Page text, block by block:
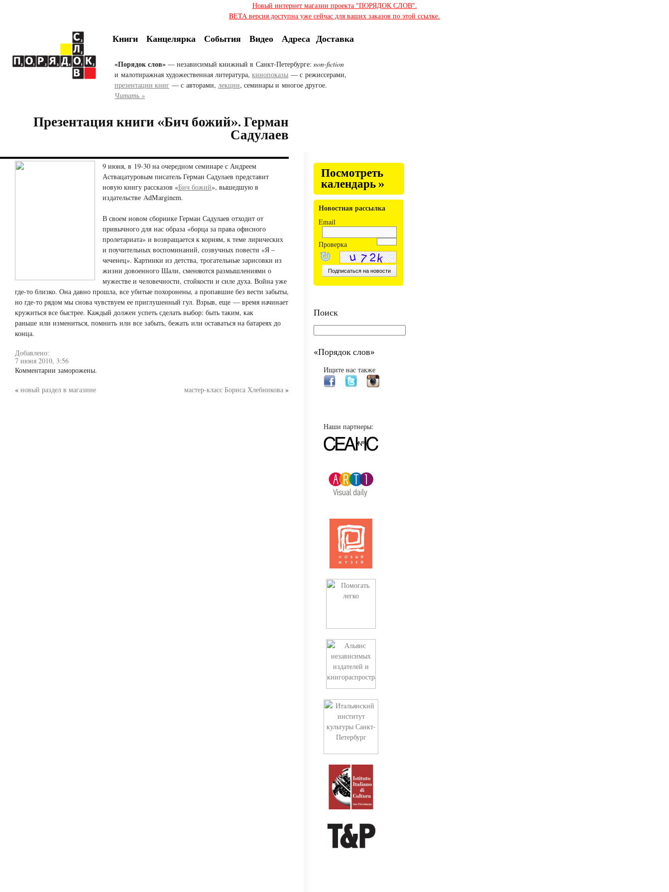
Новый интернет магазин проекта "ПОРЯДОК СЛОВ".
BETA версия доступна уже сейчас для ваших заказов по этой ссылке.
Книги Канцелярка События Видео Адреса Доставка
«Порядок слов» — независимый книжный в Санкт-Петербурге: non-fiction
и малотиражная художественная литература, кинопоказы — с режиссерами,
презентации книг — с авторами, лекции, семинары и многое другое.
Читать »
Презентация книги «Бич божий». Герман
Садулаев
9 июня, в 19-30 на очередном семинаре с Андреем
Аствацатуровым писатель Герман Садулаев представит
новую книгу рассказов «Бич божий», вышедшую в
издательстве AdMarginem.
В своем новом сборнике Герман Садулаев отходит от
привычного для нас образа «борца за права офисного
пролетариата» и возвращается к корням, к теме лирических
и поучительных воспоминаний, созвучных повести «Я –
чеченец». Картинки из детства, трогательные зарисовки из
жизни довоенного Шали, сменяются размышлениями о
мужестве и человечности, стойкости и силе духа. Война уже
где-то близко. Она давно прошла, все убитые похоронены, а пропавшие без вести забыты,
но где-то рядом мы снова чувствуем ее приглушенный гул. Взрыв, еще — время начинает
кружиться все быстрее. Каждый должен успеть сделать выбор: быть таким, как
раньше или измениться, помнить или все забыть, бежать или оставаться на батареях до
конца.
Добавлено:
7 июня 2010, 3:56
Комментарии заморожены.
« новый раздел в магазине мастер-класс Бориса Хлебникова »
Посмотреть
календарь »
Новостная рассылка
Email
Проверка
Поиск
«Порядок слов»
Ищите нас также
Наши партнеры: